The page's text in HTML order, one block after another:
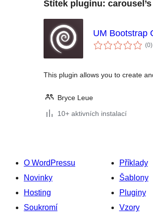
Štítek pluginu: carousel’s
UM Bootstrap
(0)
This plugin allows you to create
Bryce Leue
10+ aktivních instalací
O WordPressu
Novinky
Hosting
Soukromí
Příklady
Šablony
Pluginy
Vzory